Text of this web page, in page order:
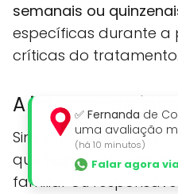
semanais ou
específicas durante a
críticas do tratamento.
A internação
Sim, prevista por lei (Lei
que haja laudo
familiar ou
✅ Fernanda de
uma avaliação
(há 10 minutos)
Falar agora